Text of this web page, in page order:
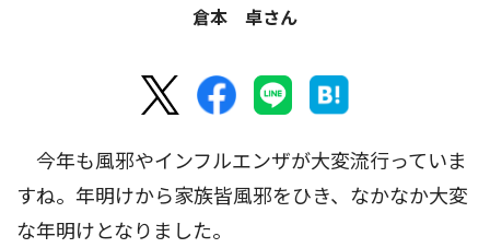
倉本 卓さん
今年も風邪やインフルエンザが大変流行っていま
すね。年明けから家族皆風邪をひき、なかなか大変
な年明けとなりました。